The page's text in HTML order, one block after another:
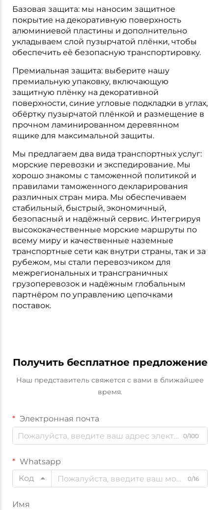
Базовая защита: мы наносим защитное
покрытие на декоративную поверхность
алюминиевой пластины и дополнительно
укладываем слой пузырчатой плёнки, чтобы
обеспечить её безопасную транспортировку.
Премиальная защита: выберите нашу
премиальную упаковку, включающую
защитную плёнку на декоративной
поверхности, синие угловые подкладки в углах,
обёртку пузырчатой плёнкой и размещение в
прочном ламинированном деревянном
ящике для максимальной защиты.
Мы предлагаем два вида транспортных услуг:
морские перевозки и экспедирование. Мы
хорошо знакомы с таможенной политикой и
правилами таможенного декларирования
различных стран мира. Мы обеспечиваем
стабильный, быстрый, экономичный,
безопасный и надёжный сервис. Интегрируя
высококачественные морские маршруты по
всему миру и качественные наземные
транспортные сети как внутри страны, так и за
рубежом, мы стали перевозчиком для
межрегиональных и трансграничных
грузоперевозок и надёжным глобальным
партнёром по управлению цепочками
поставок.
Получить бесплатное предложение
Наш представитель свяжется с вами в ближайшее
время.
Электронная почта
0/100
Whatsapp
Код
0/16
Имя